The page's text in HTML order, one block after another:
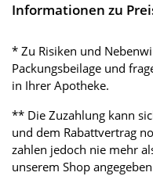
Informationen zu
* Zu Risiken und
Packungsbeilage und
in Ihrer Apotheke.
** Die Zuzahlung kann
und dem Rabattvertrag
zahlen jedoch nie mehr
unserem Shop